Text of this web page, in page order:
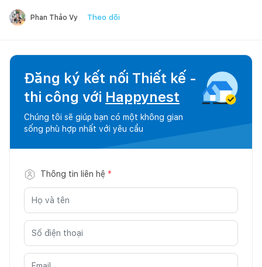
Phan Thảo Vy Theo dõi
Đăng ký kết nối Thiết kế -
thi công với Happynest
Chúng tôi sẽ giúp bạn có một không gian
sống phù hợp nhất với yêu cầu
Thông tin liên hệ *